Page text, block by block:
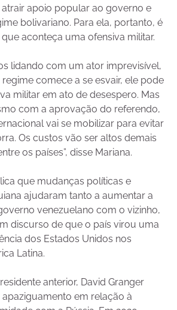
apoio popular ao governo e
bolivariano. Para ela, portanto, é
aconteça uma ofensiva militar.
lidando com um ator imprevisível,
comece a se esvair, ele pode
militar em ato de desespero. Mas
com a aprovação do referendo,
vai se mobilizar para evitar
Os custos vão ser altos demais
os países”, disse Mariana.
que mudanças políticas e
ajudaram tanto a aumentar a
venezuelano com o vizinho,
discurso de que o país virou uma
dos Estados Unidos nos
Latina.
anterior, David Granger
apaziguamento em relação à